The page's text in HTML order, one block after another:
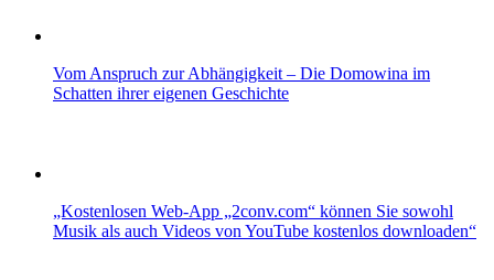
Vom Anspruch zur Abhängigkeit – Die Domowina im
Schatten ihrer eigenen Geschichte
„Kostenlosen Web-App „2conv.com“ können Sie sowohl
Musik als auch Videos von YouTube kostenlos downloaden“